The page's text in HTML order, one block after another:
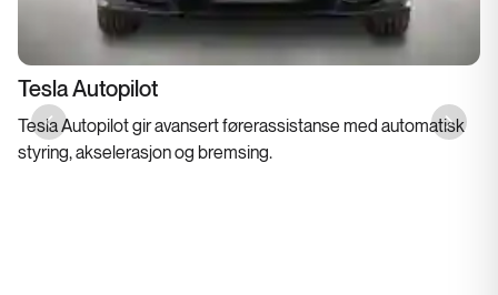
Tesla Autopilot
Tesla Autopilot gir avansert førerassistanse med automatisk
styring, akselerasjon og bremsing.
Previous slide Next